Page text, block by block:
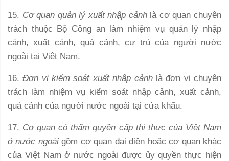
15. Cơ quan quản lý xuất nhập cảnhlà cơ quan chuyên
trách thuộc Bộ Công an làm nhiệm vụ quản lý nhập
cảnh, xuất cảnh, quá cảnh, cư trú của người nước
ngoài tại Việt Nam.
16.Đơn vị kiểm soát xuất nhập cảnhlà đơn vị chuyên
trách làm nhiệm vụ kiểm soát nhập cảnh, xuất cảnh,
quá cảnh của người nước ngoài tại cửa khẩu.
17. Cơ quan có thẩm quyền cấp thị thực của Việt Nam
ở nước ngoàigồm cơ quan đại diện hoặc cơ quan khác
của Việt Nam ở nước ngoài được ủy quyền thực hiện